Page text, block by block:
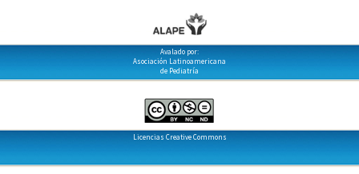
Avalado por:
Asociación Latinoamericana
de Pediatría
Licencias Creative Commons